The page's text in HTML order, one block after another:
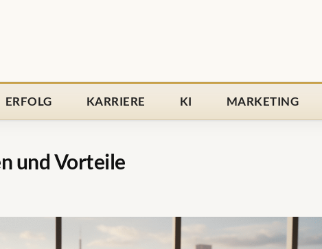
ERFOLG KARRIERE KI MARKETING
und Vorteile